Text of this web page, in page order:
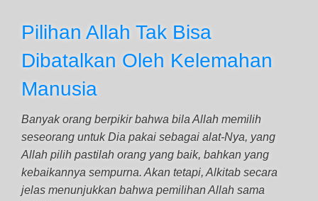
Pilihan Allah Tak Bisa
Dibatalkan Oleh Kelemahan
Manusia
Banyak orang berpikir bahwa bila Allah memilih
seseorang untuk Dia pakai sebagai alat-Nya, yang
Allah pilih pastilah orang yang baik, bahkan yang
kebaikannya sempurna. Akan tetapi, Alkitab secara
jelas menunjukkan bahwa pemilihan Allah sama